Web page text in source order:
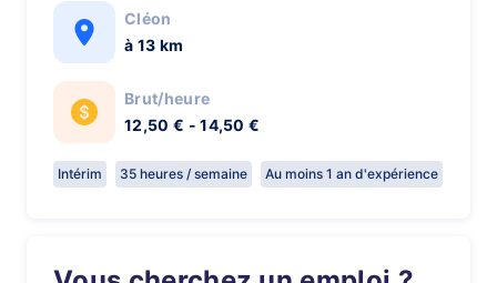
Cléon
à 13 km
Brut/heure
12,50 € - 14,50 €
Intérim 35 heures / semaine Au moins 1 an d'expérience